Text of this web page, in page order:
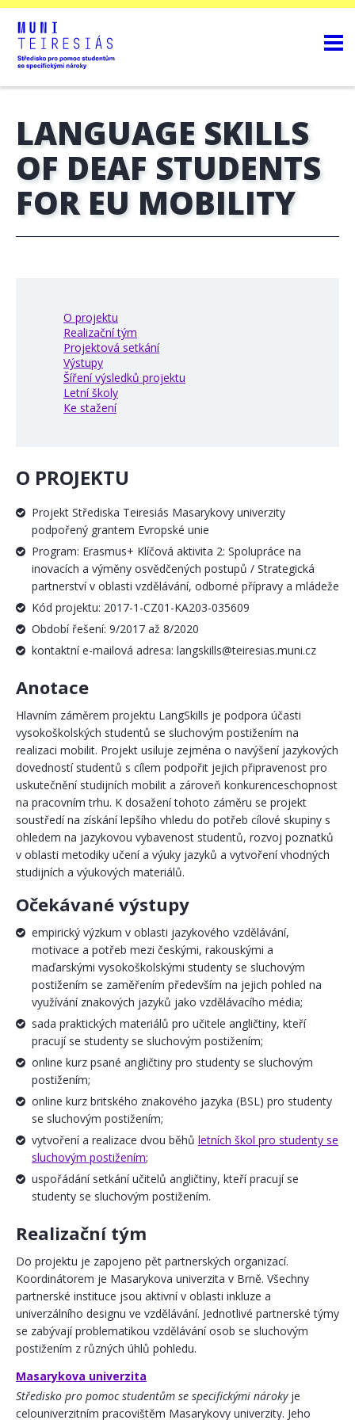
LANGUAGE SKILLS
OF DEAF STUDENTS
FOR EU MOBILITY
O projektu
Realizační tým
Projektová setkání
Výstupy
Šíření výsledků projektu
Letní školy
Ke stažení
O PROJEKTU
Projekt Střediska Teiresiás Masarykovy univerzity
podpořený grantem Evropské unie
Program: Erasmus+ Klíčová aktivita 2: Spolupráce na
inovacích a výměny osvědčených postupů / Strategická
partnerství v oblasti vzdělávání, odborné přípravy a mládeže
Kód projektu: 2017-1-CZ01-KA203-035609
Období řešení: 9/2017 až 8/2020
kontaktní e-mailová adresa: langskills@teiresias.muni.cz
Anotace
Hlavním záměrem projektu LangSkills je podpora účasti
vysokoškolských studentů se sluchovým postižením na
realizaci mobilit. Projekt usiluje zejména o navýšení jazykových
dovedností studentů s cílem podpořit jejich připravenost pro
uskutečnění studijních mobilit a zároveň konkurenceschopnost
na pracovním trhu. K dosažení tohoto záměru se projekt
soustředí na získání lepšího vhledu do potřeb cílové skupiny s
ohledem na jazykovou vybavenost studentů, rozvoj poznatků
v oblasti metodiky učení a výuky jazyků a vytvoření vhodných
studijních a výukových materiálů.
Očekávané výstupy
empirický výzkum v oblasti jazykového vzdělávání,
motivace a potřeb mezi českými, rakouskými a
maďarskými vysokoškolskými studenty se sluchovým
postižením se zaměřením především na jejich pohled na
využívání znakových jazyků jako vzdělávacího média;
sada praktických materiálů pro učitele angličtiny, kteří
pracují se studenty se sluchovým postižením;
online kurz psané angličtiny pro studenty se sluchovým
postižením;
online kurz britského znakového jazyka (BSL) pro studenty
se sluchovým postižením;
vytvoření a realizace dvou běhů letních škol pro studenty se
sluchovým postižením;
uspořádání setkání učitelů angličtiny, kteří pracují se
studenty se sluchovým postižením.
Realizační tým
Do projektu je zapojeno pět partnerských organizací.
Koordinátorem je Masarykova univerzita v Brně. Všechny
partnerské instituce jsou aktivní v oblasti inkluze a
univerzálního designu ve vzdělávání. Jednotlivé partnerské týmy
se zabývají problematikou vzdělávání osob se sluchovým
postižením z různých úhlů pohledu.
Masarykova univerzita
Středisko pro pomoc studentům se specifickými nárokyje
celouniverzitním pracovištěm Masarykovy univerzity. Jeho